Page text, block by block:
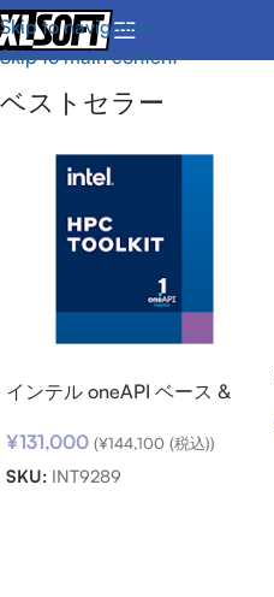
Skip to navigation
Skip to main content
ベストセラー
インテル oneAPI ベース &
ノード) SSR (期限内更新用)
¥131,000 (¥144,100 (税込))
SKU: INT9289